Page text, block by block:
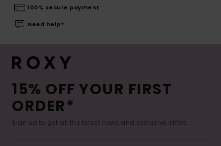
100% secure payment
Need help?
15% OFF YOUR FIRST
ORDER*
Sign up to get all the latest news and exclusive offers.